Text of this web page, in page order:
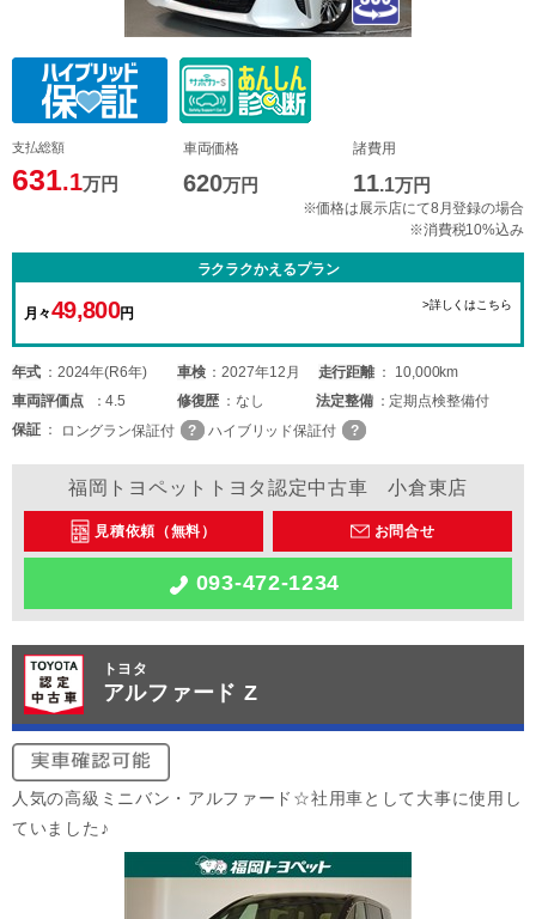
支払総額
631.1万円
車両価格
620万円
諸費用
11.1万円
※価格は展示店にて8月登録の場合
※消費税10%込み
ラクラクかえるプラン
月々49,800円
>詳しくはこちら
年式 2024年(R6年) 車検 2027年12月 走行距離
10,000km
車両評価点 4.5 修復歴 なし 法定整備
定期点検整備付
保証
ロングラン保証付 ハイブリッド保証付
福岡トヨペットトヨタ認定中古車 小倉東店
見積依頼（無料） お問合せ
093-472-1234
トヨタ
アルファード Z
人気の高級ミニバン・アルファード☆社用車として大事に使用し
ていました♪